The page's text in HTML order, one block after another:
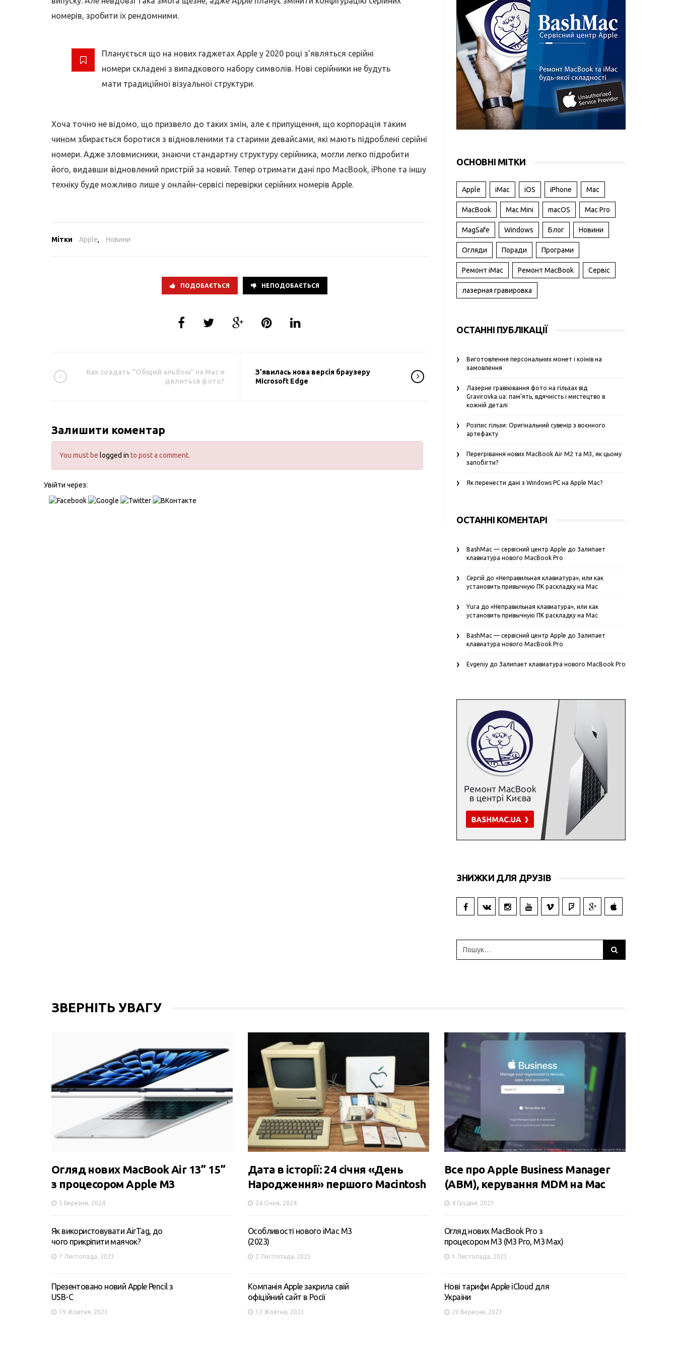
номерів, зробити їх рендомними.
Планується що на нових гаджетах Apple у 2020 році з’являться серійні
номери складені з випадкового набору символів. Нові серійники не будуть
мати традиційної візуальної структури.
Хоча точно не відомо, що призвело до таких змін, але є припущення, що корпорація таким
чином збирається боротися з відновленими та старими девайсами, які мають підроблені серійні
номери. Адже зловмисники, знаючи стандартну структуру серійника, могли легко підробити
його, видавши відновлений пристрій за новий. Тепер отримати дані про MacBook, iPhone та іншу
техніку буде можливо лише у онлайн-сервісі перевірки серійних номерів Apple.
Мітки Apple, Новини
ПОДОБАЄТЬСЯ НЕПОДОБАЄТЬСЯ
Как создать “Общий альбом” на Mac и
делиться фото?
З’явилась нова версія браузеру
Microsoft Edge
Залишити коментар
You must be logged in to post a comment.
Увійти через:
ОСНОВНІ МІТКИ
Apple iMac iOS iPhone Mac
MacBook Mac Mini macOS Mac Pro
MagSafe Windows Блог Новини
Огляди Поради Програми
Ремонт iMac Ремонт MacBook Сервіс
лазерная гравировка
ОСТАННІ ПУБЛІКАЦІЇ
Виготовлення персональних монет і коїнів на
замовлення
Лазерне гравіювання фото на гільзах від
Gravirovka.ua: пам’ять, вдячність і мистецтво в
кожній деталі
Розпис гільзи: Оригінальний сувенір з воєнного
артефакту
Перегрівання нових MacBook Air M2 та M3, як цьому
запобігти?
Як перенести дані з Windows PC на Apple Mac?
ОСТАННІ КОМЕНТАРІ
BashMac — сервісний центр Apple до Залипает
клавиатура нового MacBook Pro
Сергій до «Неправильная клавиатура», или как
установить привычную ПК раскладку на Mac
Yura до «Неправильная клавиатура», или как
установить привычную ПК раскладку на Mac
BashMac — сервісний центр Apple до Залипает
клавиатура нового MacBook Pro
Evgeniy до Залипает клавиатура нового MacBook Pro
ЗНИЖКИ ДЛЯ ДРУЗІВ
ЗВЕРНІТЬ УВАГУ
Огляд нових MacBook Air 13” 15”
з процесором Apple M3
5 Березня, 2024
Як використовувати AirTag, до
чого прикріпити маячок?
7 Листопада, 2023
Презентовано новий Apple Pencil з
USB-C
19 Жовтня, 2023
Дата в історії: 24 січня «День
Народження» першого Macintosh
24 Січня, 2024
Особливості нового iMac M3
(2023)
2 Листопада, 2023
Компанія Apple закрила свій
офіційний сайт в Росії
12 Жовтня, 2023
Все про Apple Business Manager
(ABM), керування MDM на Mac
4 Грудня, 2023
Огляд нових MacBook Pro з
процесором M3 (M3 Pro, M3 Max)
1 Листопада, 2023
Нові тарифи Apple iCloud для
України
20 Вересня, 2023